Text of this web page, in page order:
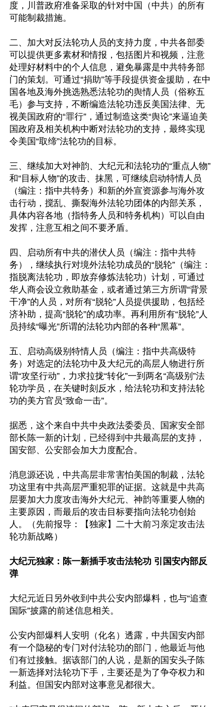
度，川普政府准备采取的针对中国（中共）的所有
可能制裁措施。
二、加大对反法轮功人员的支持力度，中共各部委
可以提供更多素材和情报，包括图片和视频，注意
处理好材料中的个人信息，避免暴露是中共特务部
门的策划。可通过“捐助”等手段提供资金援助，在中
国各地及海外挑选熟悉法轮功的舆情人员（俗称五
毛）参与支持，不断编造法轮功违反美国法律、无
视美国政府的“罪行”，通过制造这类“舆论”来逼迫美
国政府及相关机构中断对法轮功的支持，最终实现
令美国“取缔”法轮功的目标。
三、继续加大对神韵、大纪元和法轮功的“重点人物”
和“目标人物”的攻击、抹黑，可继续启动特情人员
（编注：指中共特务）和新的外宣资源参与海外攻
击行动，搅乱、撕裂海外法轮功团体的内部关系，
具体内容各地（指特务人员和特务机构）可以自由
发挥，注意互相之间不要矛盾。
四、启动所有中共的潜伏人员（编注：指中共特
务），继续执行对境外法轮功成员的“脱轮”（编注：
指脱离法轮功，即放弃修炼法轮功）计划，可通过
华人商会设立救助基金，或者通过第三方所谓“背景
干净”的人员，对所有“脱轮”人员提供援助，包括经
济补助，提高“脱轮”的成功率。再利用所有“脱轮”人
员持续“曝光”所谓的法轮功内部的各种“黑幕”。
五、启动高级别特情人员（编注：指中共高级特
务）对选定的法轮功中及大纪元的高层人物进行所
谓“攻坚行动”，力求拉拢“转化”一到两名“高级别”法
轮功学员，在关键时刻反水，给法轮功和支持法轮
功的美方官员“致命一击”。
据悉，这个来自中共中央政法委委员、国家安全部
部长陈一新的计划，已经得到中共最高层的支持，
国安部、公安部会加大力度配合。
消息源还说，中共高层非常害怕美国的制裁，法轮
功这里有中共高层严重犯罪的证据。这就是中共高
层要加大力度攻击海外大纪元、神韵等重要人物的
主要原因，而最后的攻击目标要指向法轮功创始
人。（先前报导：【独家】二十大前习亲定攻击法
轮功新战略）
大纪元独家：陈一新插手攻击法轮功 引国安内部反
弹
大纪元近日另外收到中共公安内部爆料，也与“追查
国际”披露的前述信息相关。
公安内部爆料人安明（化名）透露，中共国安内部
有一个隐秘的专门对付法轮功的部门，他最近与他
们有过接触。据该部门的人说，是新的国安头子陈
一新选择对法轮功下手，主要还是为了争夺权力和
利益。但国安内部对这事意见都很大。